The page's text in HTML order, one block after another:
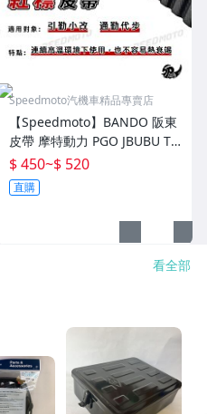
Speedmoto汽機車精品專賣店
【Speedmoto】BANDO 阪東
皮帶 摩特動力 PGO JBUBU TI
GRA 彪虎 皮帶 機車傳動皮帶
$ 450~$ 520
直購
看全部